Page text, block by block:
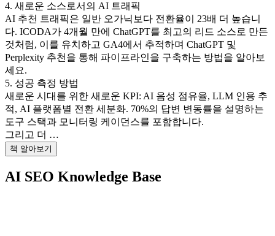
4. 새로운 소스로서의 AI 트래픽
AI 추천 트래픽은 일반 오가닉보다 전환율이 23배 더 높습니
다. ICODA가 4개월 만에 ChatGPT를 최고의 리드 소스로 만든
것처럼, 이를 유치하고 GA4에서 추적하며 ChatGPT 및
Perplexity 추천을 통해 파이프라인을 구축하는 방법을 알아보
세요.
5. 성공 측정 방법
새로운 시대를 위한 새로운 KPI: AI 음성 점유율, LLM 인용 추
적, AI 플랫폼별 전환 세분화. 70%의 답변 변동률을 설명하는
도구 스택과 모니터링 케이던스를 포함합니다.
그리고 더 …
책 알아보기
AI SEO Knowledge Base